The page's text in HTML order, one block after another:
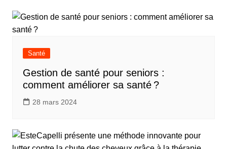
l’article
Santé
Gestion de santé pour seniors :
comment améliorer sa santé ?
28 mars 2024